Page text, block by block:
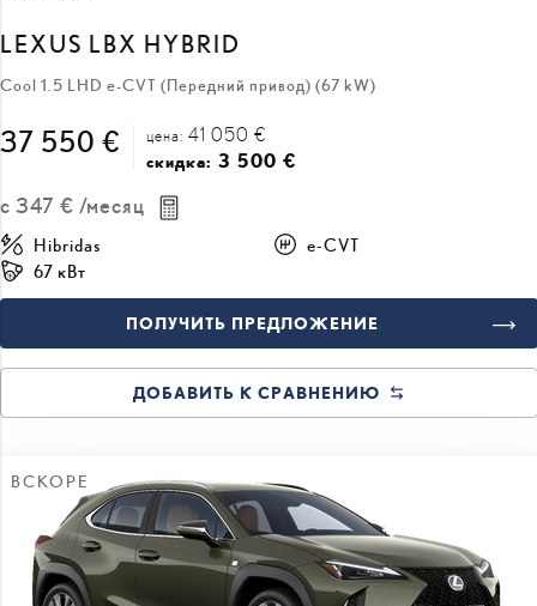
LEXUS LBX HYBRID
Cool 1.5 LHD e-CVT (Передний привод) (67 kW)
37 550 € цена: 41 050 €
скидка: 3 500 €
с 347 € /месяц
Hibridas
e-CVT
67 кВт
ПОЛУЧИТЬ ПРЕДЛОЖЕНИЕ
ДОБАВИТЬ К СРАВНЕНИЮ
ВСКОРЕ